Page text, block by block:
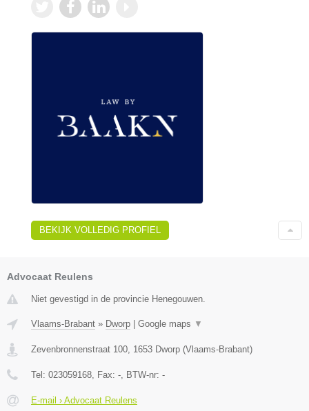
BEKIJK VOLLEDIG PROFIEL
Advocaat Reulens
Niet gevestigd in de provincie Henegouwen.
Vlaams-Brabant » Dworp Google maps ▼
Zevenbronnenstraat 100 1653 Dworp (Vlaams-Brabant)
Tel: 023059168 , Fax: - , BTW-nr: -
E-mail › Advocaat Reulens